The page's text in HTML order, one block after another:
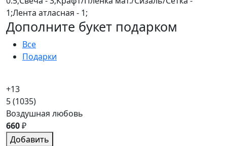
1;Лента атласная - 1;
Дополните букет подарком
Все
Подарки
+13
5(1035)
Воздушная любовь
660₽
Добавить